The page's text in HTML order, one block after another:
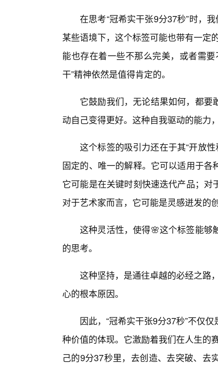
在思考“冠希实干张9分37秒”时，
某些语境下，这个标签可能也带有一定
能也存在着一些不那么完美，或者需
干”精神依然是值得肯定的。
它鼓励我们，无论结果如何，都
动自己变得更好。这种自我驱动的能力
这个标签的吸引力还在于其“开放
固定的、唯一的解释。它可以适用于
它可能是在关键时刻快速迭代产品；
对于艺术家而言，它可能是灵感迸发的
这种灵活性，使得🌸这个标签能够
的思考。
这种坚持，是通往卓越的必经之路
心的根本原因。
因此，“冠希实干张9分37秒”不仅
种价值的体现。它激励着我们在人生的
己的9分37秒里，去创造、去突破、去